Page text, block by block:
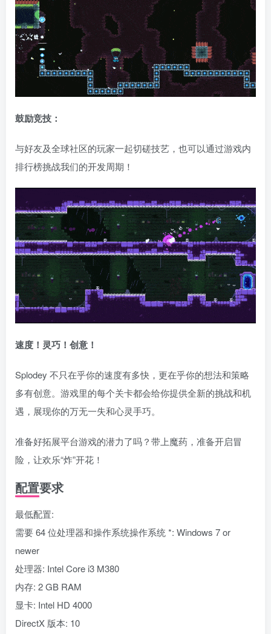
鼓励竞技：
与好友及全球社区的玩家一起切磋技艺，也可以通过游戏内
排行榜挑战我们的开发周期！
速度！灵巧！创意！
Splodey 不只在乎你的速度有多快，更在乎你的想法和策略
多有创意。游戏里的每个关卡都会给你提供全新的挑战和机
遇，展现你的万无一失和心灵手巧。
准备好拓展平台游戏的潜力了吗？带上魔药，准备开启冒
险，让欢乐“炸”开花！
配置要求
最低配置:
需要 64 位处理器和操作系统操作系统 *: Windows 7 or
newer
处理器: Intel Core i3 M380
内存: 2 GB RAM
显卡: Intel HD 4000
DirectX 版本: 10